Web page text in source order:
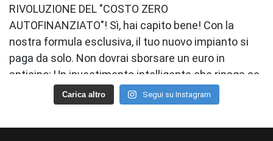
Carica altro Segui su Instagram